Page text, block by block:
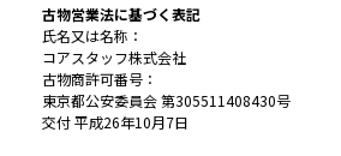
古物営業法に基づく表記
氏名又は名称：
コアスタッフ株式会社
古物商許可番号：
東京都公安委員会 第305511408430号
交付 平成26年10月7日